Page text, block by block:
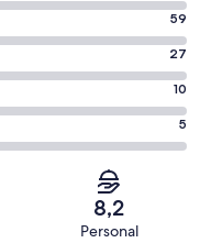
59
27
10
5
8,2
Personal